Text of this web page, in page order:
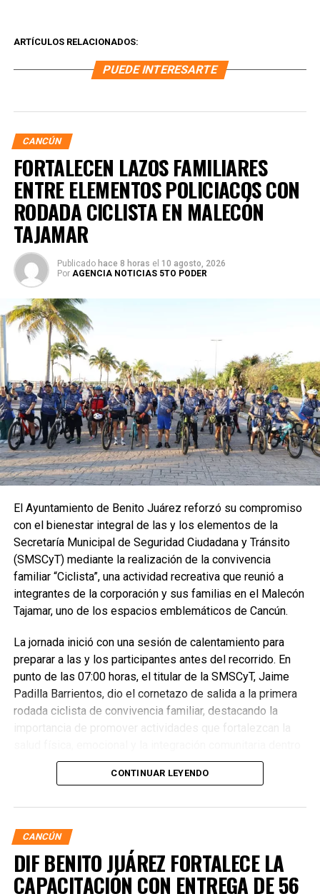
ARTÍCULOS RELACIONADOS:
PUEDE INTERESARTE
CANCÚN
FORTALECEN LAZOS FAMILIARES
ENTRE ELEMENTOS POLICIACOS CON
RODADA CICLISTA EN MALECÓN
TAJAMAR
Publicado hace 8 horas el 10 agosto, 2026
Por AGENCIA NOTICIAS 5TO PODER
El Ayuntamiento de Benito Juárez reforzó su compromiso
con el bienestar integral de las y los elementos de la
Secretaría Municipal de Seguridad Ciudadana y Tránsito
(SMSCyT) mediante la realización de la convivencia
familiar “Ciclista”, una actividad recreativa que reunió a
integrantes de la corporación y sus familias en el Malecón
Tajamar, uno de los espacios emblemáticos de Cancún.
La jornada inició con una sesión de calentamiento para
preparar a las y los participantes antes del recorrido. En
punto de las 07:00 horas, el titular de la SMSCyT, Jaime
Padilla Barrientos, dio el cornetazo de salida a la primera
rodada ciclista de convivencia familiar, destacando la
importancia de promover actividades que fortalezcan la
de la corporación.
CONTINUAR LEYENDO
CANCÚN
DIF BENITO JUÁREZ FORTALECE LA
CAPACITACIÓN CON ENTREGA DE 56